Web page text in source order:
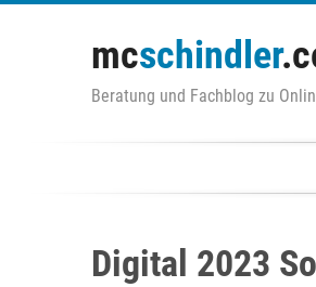
mcschindler
Beratung und Fachblog zu
Digital 2023